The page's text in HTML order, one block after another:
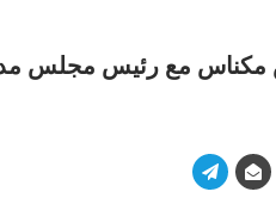
مكناس مع رئيس مجلس